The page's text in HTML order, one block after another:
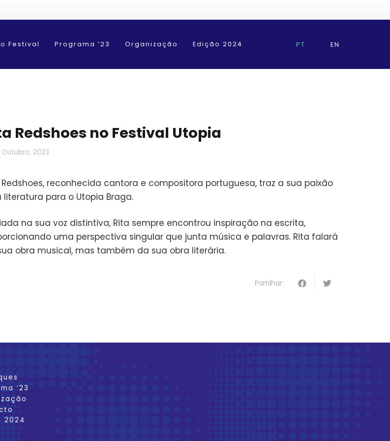
Festival Programa ’23 Organização Edição 2024 PT EN
Redshoes no Festival Utopia
Outubro, 2023
Redshoes, reconhecida cantora e compositora portuguesa, traz a sua paixão
literatura para o Utopia Braga.
na sua voz distintiva, Rita sempre encontrou inspiração na escrita,
uma perspectiva singular que junta música e palavras. Rita falará
obra musical, mas também da sua obra literária.
Partilhar:
’23
2024